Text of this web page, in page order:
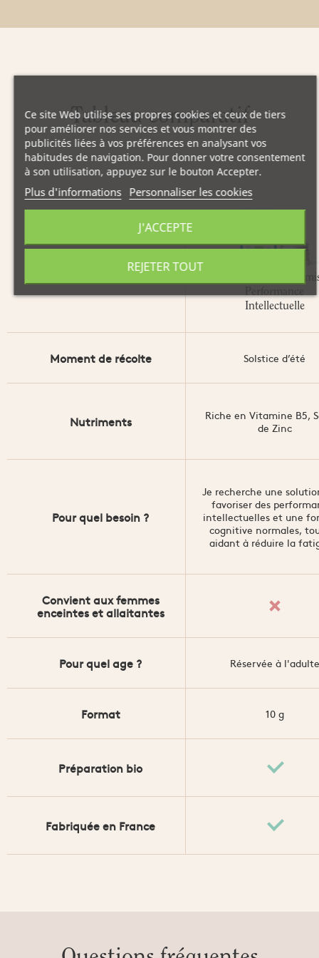
Tableau comparatif
Gelée Royale
Intellectuelle
Moment de récolte Solstice d’été
Nutriments
Riche en Vitamine B5,
de Zinc
Pour quel besoin ?
Je recherche une
favoriser des
intellectuelles et une
cognitive normales,
aidant à réduire la
Convient aux femmes
enceintes et allaitantes
✕
Pour quel age ? Réservée à l'adulte
Format 10 g
Préparation bio ✓
Fabriquée en France ✓
Ce site Web utilise ses propres cookies et ceux de tiers
pour améliorer nos services et vous montrer des
publicités liées à vos préférences en analysant vos
habitudes de navigation. Pour donner votre consentement
à son utilisation, appuyez sur le bouton Accepter.
Plus d'informations Personnaliser les cookies
REJETER TOUT
J'ACCEPTE